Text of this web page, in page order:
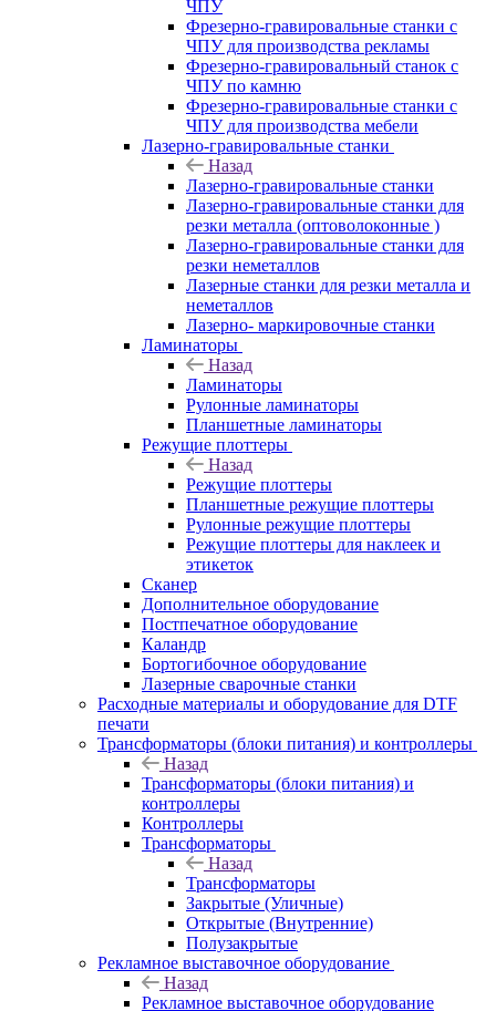
ЧПУ
Фрезерно-гравировальные станки с
ЧПУ для производства рекламы
Фрезерно-гравировальный станок с
ЧПУ по камню
Фрезерно-гравировальные станки с
ЧПУ для производства мебели
Лазерно-гравировальные станки
Назад
Лазерно-гравировальные станки
Лазерно-гравировальные станки для
резки металла (оптоволоконные )
Лазерно-гравировальные станки для
резки неметаллов
Лазерные станки для резки металла и
неметаллов
Лазерно- маркировочные станки
Ламинаторы
Назад
Ламинаторы
Рулонные ламинаторы
Планшетные ламинаторы
Режущие плоттеры
Назад
Режущие плоттеры
Планшетные режущие плоттеры
Рулонные режущие плоттеры
Режущие плоттеры для наклеек и
этикеток
Сканер
Дополнительное оборудование
Постпечатное оборудование
Каландр
Бортогибочное оборудование
Лазерные сварочные станки
Расходные материалы и оборудование для DTF
печати
Трансформаторы (блоки питания) и контроллеры
Назад
Трансформаторы (блоки питания) и
контроллеры
Контроллеры
Трансформаторы
Назад
Трансформаторы
Закрытые (Уличные)
Открытые (Внутренние)
Полузакрытые
Рекламное выставочное оборудование
Назад
Рекламное выставочное оборудование